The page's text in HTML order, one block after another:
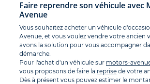
Faire reprendre son véhicule avec
Avenue
Vous souhaitez acheter un véhicule
Avenue, et vous voulez vendre votre ancien
avons la solution pour vous accompagner
démarche.
Pour l'achat d'un véhicule sur motors-
vous proposons de faire la reprise de votre
Dès à présent vous pouvez estimer le